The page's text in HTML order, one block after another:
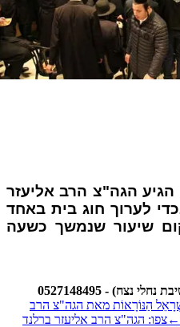
הגה"צ הרב אליעזר
לערוך חוג בית באחד
שיעור שנמשך כשעה
- 0527148495
הַנּוֹרָאוֹת מאת הגה"צ הרב
צפו: הגה"צ הרב אליעזר ברלנד